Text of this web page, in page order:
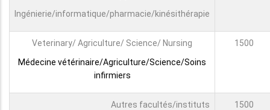
Ingénierie/informatique/pharmacie/kinésithérapie
Veterinary/ Agriculture/ Science/ Nursing
Médecine vétérinaire/Agriculture/Science/Soins
infirmiers
1500
Autres facultés/instituts 1500